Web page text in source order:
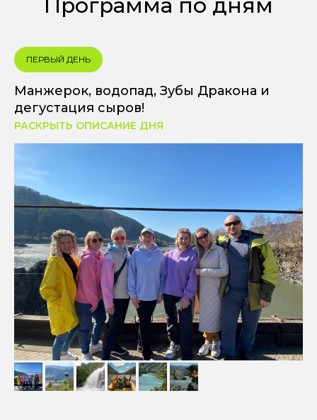
ПЕРВЫЙ ДЕНЬ
Манжерок, водопад, Зубы Дракона и
дегустация сыров!
РАСКРЫТЬ ОПИСАНИЕ ДНЯ